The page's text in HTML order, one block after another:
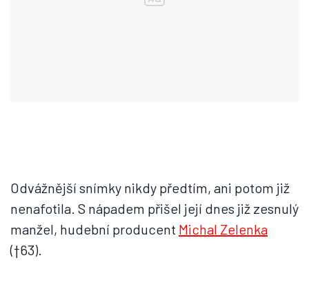
Odvážnější snímky nikdy předtím, ani potom již
nenafotila. S nápadem přišel její dnes již zesnulý
manžel, hudební producent Michal Zelenka
(†63).